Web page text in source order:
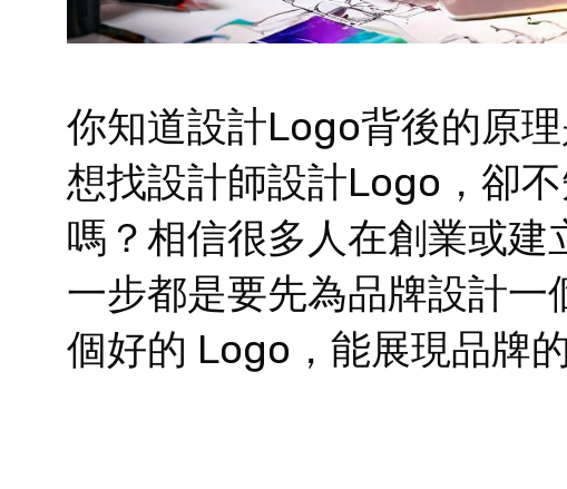
你知道設計Logo背後的原
想找設計師設計Logo，卻
嗎？相信很多人在創業或建
一步都是要先為品牌設計一
個好的 Logo，能展現品牌的